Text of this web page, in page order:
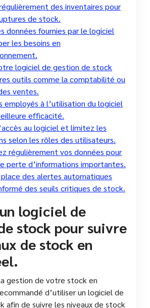
des inventaires pour
de stock.
données fournies par le logiciel
les besoins en
logiciel de gestion de stock
outils comme la comptabilité ou
ventes.
employés à l’utilisation du logiciel
efficacité.
au logiciel et limitez les
selon les rôles des utilisateurs.
régulièrement vos données pour
perte d’informations importantes.
des alertes automatiques
des seuils critiques de stock.
logiciel de
stock pour suivre
de stock en
gestion de votre stock en
d’utiliser un logiciel de
afin de suivre les niveaux de stock